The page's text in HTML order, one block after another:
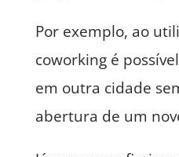
Por exemplo, ao
coworking é
em outra cidade
abertura de um